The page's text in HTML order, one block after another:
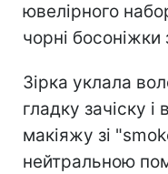
ювелірного
чорні
Зірка уклала
гладку зачіску
макіяжу зі
нейтральною